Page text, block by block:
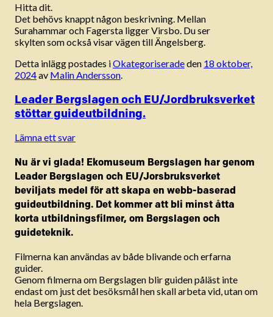
Hitta dit.
Det behövs knappt någon beskrivning. Mellan
Surahammar och Fagersta ligger Virsbo. Du ser
skylten som också visar vägen till Ängelsberg.
Detta inlägg postades iOkategoriseradeden 18 oktober,
2024av Malin Andersson.
Leader Bergslagen och EU/Jordbruksverket
stöttar guideutbildning.
Lämna ett svar
Nu är vi glada! Ekomuseum Bergslagen har genom
Leader Bergslagen och EU/Jorsbruksverket
beviljats medel för att skapa en webb-baserad
guideutbildning. Det kommer att bli minst åtta
korta utbildningsfilmer, om Bergslagen och
guideteknik.
Filmerna kan användas av både blivande och erfarna
guider.
Genom filmerna om Bergslagen blir guiden påläst inte
endast om just det besöksmål hen skall arbeta vid, utan om
hela Bergslagen.